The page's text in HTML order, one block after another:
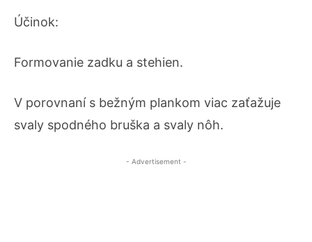
Účinok:
Formovanie zadku a stehien.
V porovnaní s bežným plankom viac zaťažuje
svaly spodného bruška a svaly nôh.
- Advertisement -